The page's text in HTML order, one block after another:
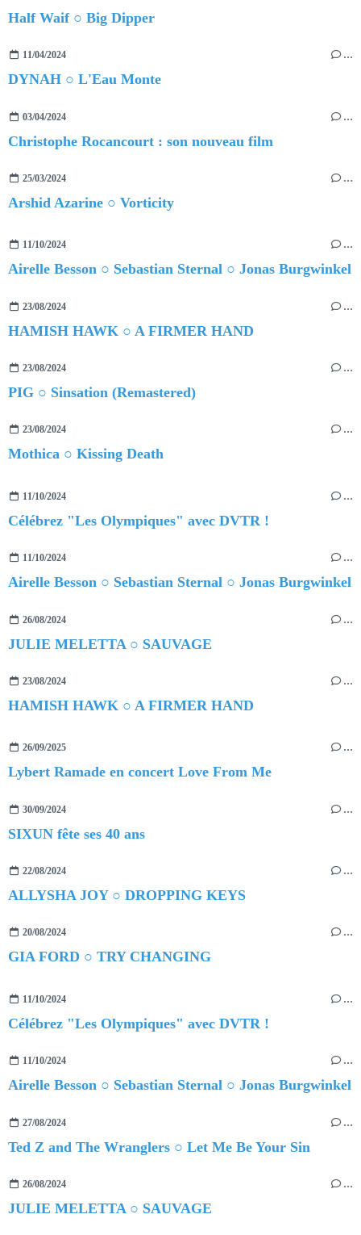
Half Waif ○ Big Dipper
11/04/2024 …
DYNAH ○ L'Eau Monte
03/04/2024 …
Christophe Rocancourt : son nouveau film
25/03/2024 …
Arshid Azarine ○ Vorticity
11/10/2024 …
Airelle Besson ○ Sebastian Sternal ○ Jonas Burgwinkel
23/08/2024 …
HAMISH HAWK ○ A FIRMER HAND
23/08/2024 …
PIG ○ Sinsation (Remastered)
23/08/2024 …
Mothica ○ Kissing Death
11/10/2024 …
Célébrez "Les Olympiques" avec DVTR !
11/10/2024 …
Airelle Besson ○ Sebastian Sternal ○ Jonas Burgwinkel
26/08/2024 …
JULIE MELETTA ○ SAUVAGE
23/08/2024 …
HAMISH HAWK ○ A FIRMER HAND
26/09/2025 …
Lybert Ramade en concert Love From Me
30/09/2024 …
SIXUN fête ses 40 ans
22/08/2024 …
ALLYSHA JOY ○ DROPPING KEYS
20/08/2024 …
GIA FORD ○ TRY CHANGING
11/10/2024 …
Célébrez "Les Olympiques" avec DVTR !
11/10/2024 …
Airelle Besson ○ Sebastian Sternal ○ Jonas Burgwinkel
27/08/2024 …
Ted Z and The Wranglers ○ Let Me Be Your Sin
26/08/2024 …
JULIE MELETTA ○ SAUVAGE